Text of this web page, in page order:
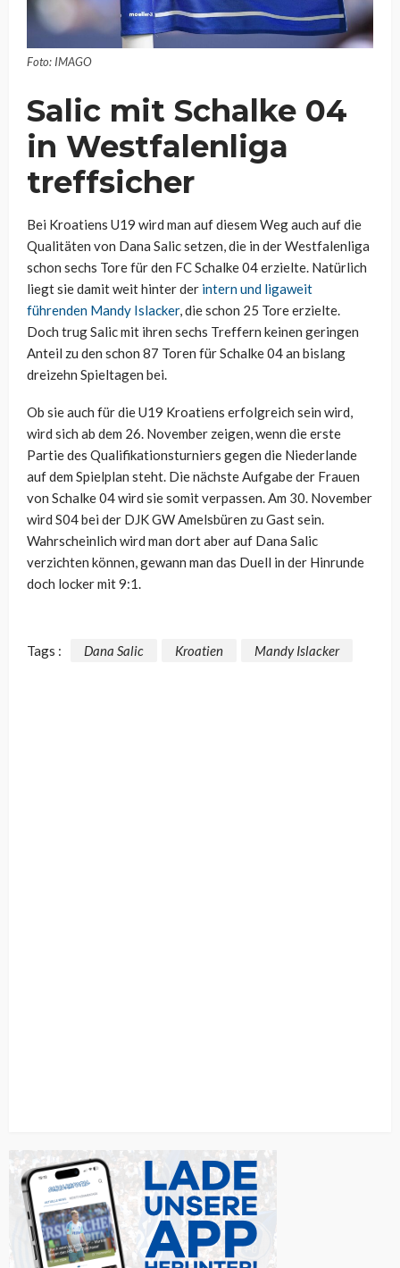
Foto: IMAGO
Salic mit Schalke 04
in Westfalenliga
treffsicher
Bei Kroatiens U19 wird man auf diesem Weg auch auf die
Qualitäten von Dana Salic setzen, die in der Westfalenliga
schon sechs Tore für den FC Schalke 04 erzielte. Natürlich
liegt sie damit weit hinter der intern und ligaweit
führenden Mandy Islacker, die schon 25 Tore erzielte.
Doch trug Salic mit ihren sechs Treffern keinen geringen
Anteil zu den schon 87 Toren für Schalke 04 an bislang
dreizehn Spieltagen bei.
Ob sie auch für die U19 Kroatiens erfolgreich sein wird,
wird sich ab dem 26. November zeigen, wenn die erste
Partie des Qualifikationsturniers gegen die Niederlande
auf dem Spielplan steht. Die nächste Aufgabe der Frauen
von Schalke 04 wird sie somit verpassen. Am 30. November
wird S04 bei der DJK GW Amelsbüren zu Gast sein.
Wahrscheinlich wird man dort aber auf Dana Salic
verzichten können, gewann man das Duell in der Hinrunde
doch locker mit 9:1.
Tags : Dana Salic Kroatien Mandy Islacker